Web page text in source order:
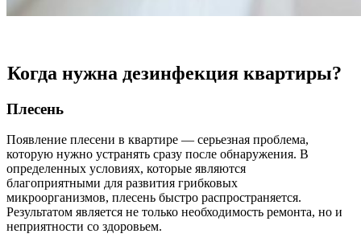
Когда нужна дезинфекция квартиры?
Плесень
Появление плесени в квартире — серьезная проблема,
которую нужно устранять сразу после обнаружения. В
определенных условиях, которые являются
благоприятными для развития грибковых
микроорганизмов, плесень быстро распространяется.
Результатом является не только необходимость ремонта, но и
неприятности со здоровьем.